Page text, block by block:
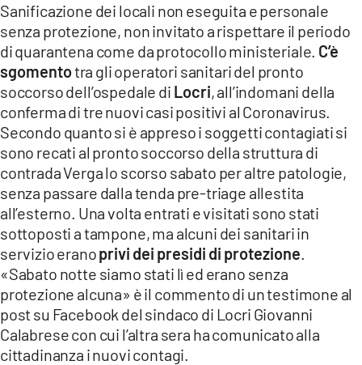
ECONOMIA E LAVORO
EVENTI
Streaming
LAC TV
LAC NETWORK
LAC ONAIR
LaC
Network
LACPLAY.IT
LACTV.IT
Sanificazione dei locali non eseguita e personale
senza protezione, non invitato a rispettare il periodo
di quarantena come da protocollo ministeriale. C’è
sgomentotra gli operatori sanitari del pronto
soccorso dell’ospedale di Locri, all’indomani della
conferma di tre nuovi casi positivi al Coronavirus.
Secondo quanto si è appreso i soggetti contagiati si
sono recati al pronto soccorso della struttura di
contrada Verga lo scorso sabato per altre patologie,
senza passare dalla tenda pre-triage allestita
all’esterno. Una volta entrati e visitati sono stati
sottoposti a tampone, ma alcuni dei sanitari in
servizio eranoprivi dei presidi di protezione.
«Sabato notte siamo stati lì ed erano senza
protezione alcuna» è il commento di un testimone al
post su Facebook del sindaco di Locri Giovanni
Calabrese con cui l’altra sera ha comunicato alla
cittadinanza i nuovi contagi.